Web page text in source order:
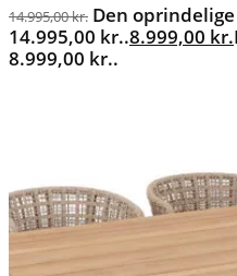
14.995,00kr. Den
14.995,00 kr..8.999,00 kr.
8.999,00 kr..